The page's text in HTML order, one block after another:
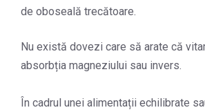
de oboseală trecătoare.
Nu există dovezi care să arate că
absorbția magneziului sau invers.
În cadrul unei alimentații echilibrate